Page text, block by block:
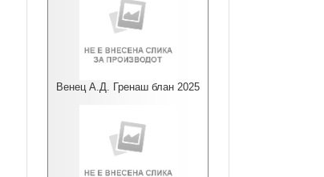
Венец А.Д. Гренаш блан 2025